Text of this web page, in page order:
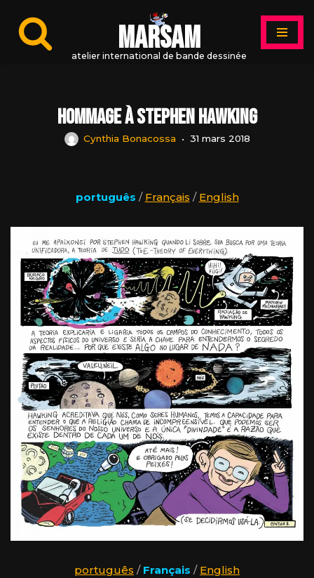
Aller
MARSAM
atelier international de bande dessinée
hommage à Stephen Hawking
Cynthia Bonacossa 31 mars 2018
português / Français / English
português / Français / English